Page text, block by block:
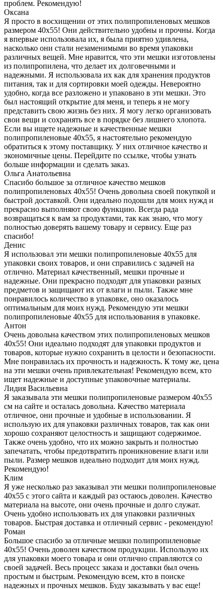
проблем. Рекомендую!
Оксана
Я просто в восхищении от этих полипропиленовых мешков
размером 40x55! Они действительно удобны и прочны. Когда
я впервые использовала их, я была приятно удивлена,
насколько они стали незаменимыми во время упаковки
различных вещей. Мне нравится, что эти мешки изготовлены
из полипропилена, что делает их долговечными и
надежными. Я использовала их как для хранения продуктов
питания, так и для сортировки моей одежды. Невероятно
удобно, когда все разложено и упаковано в эти мешки. Это
был настоящий открытие для меня, и теперь я не могу
представить свою жизнь без них. Я могу легко организовать
свои вещи и сохранять все в порядке без лишнего хлопота.
Если вы ищете надежные и качественные мешки
полипропиленовые 40x55, я настоятельно рекомендую
обратиться к этому поставщику. У них отличное качество и
экономичные цены. Перейдите по ссылке, чтобы узнать
больше информации и сделать заказ.
Ольга Анатольевна
Спасибо большое за отличное качество мешков
полипропиленовых 40x55! Очень довольна своей покупкой и
быстрой доставкой. Они идеально подошли для моих нужд и
прекрасно выполняют свою функцию. Всегда рада
возвращаться к вам за продуктами, так как знаю, что могу
полностью доверять вашему товару и сервису. Еще раз
спасибо!
Денис
Я использовал эти мешки полипропиленовые 40x55 для
упаковки своих товаров, и они справились с задачей на
отлично. Материал качественный, мешки прочные и
надежные. Они прекрасно подходят для упаковки разных
предметов и защищают их от влаги и пыли. Также мне
понравилось количество в упаковке, оно оказалось
оптимальным для моих нужд. Рекомендую эти мешки
полипропиленовые 40x55 для использования в упаковке.
Антон
Очень довольна качеством этих полипропиленовых мешков
40x55! Они идеально подходят для упаковки продуктов и
товаров, которые нужно сохранить в целости и безопасности.
Мне понравилась их прочность и надежность. К тому же, цена
на эти мешки очень привлекательная! Рекомендую всем, кто
ищет надежные и доступные упаковочные материалы.
Лидия Васильевна
Я заказывала эти мешки полипропиленовые размером 40x55
см на сайте и осталась довольна. Качество материала
отличное, они прочные и удобные в использовании. Я
использую их для упаковки различных товаров, так как они
хорошо сохраняют целостность и защищают содержимое.
Также очень удобно, что их можно закрыть и полностью
запечатать, чтобы предотвратить проникновение влаги или
пыли. Размер мешков идеально подходит для моих нужд.
Рекомендую!
Клим
Я уже несколько раз заказывал эти мешки полипропиленовые
40x55 с этого сайта и каждый раз остаюсь доволен. Качество
материала на высоте, они очень прочные и долго служат.
Очень удобно использовать их для упаковки различных
товаров. Быстрая доставка и отличный сервис - рекомендую!
Роман
Большое спасибо за отличные мешки полипропиленовые
40x55! Очень доволен качеством продукции. Использую их
для упаковки моего товара и они отлично справляются со
своей задачей. Весь процесс заказа и доставки был очень
простым и быстрым. Рекомендую всем, кто в поиске
надежных и прочных мешков. Буду заказывать у вас еще!